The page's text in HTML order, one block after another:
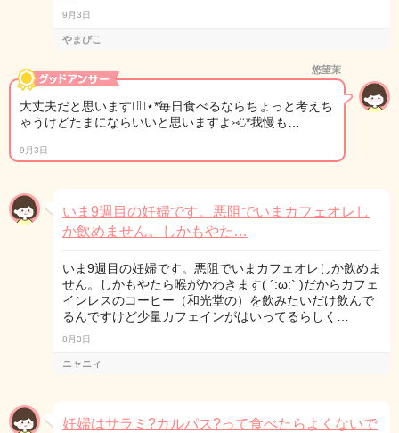
9月3日
やまびこ
悠望茉
大丈夫だと思います◡̈⃝︎⋆︎*毎日食べるならちょっと考えち
ゃうけどたまにならいいと思いますよ⑅︎◡̈︎*我慢も…
9月3日
いま9週目の妊婦です。悪阻でいまカフェオレし
か飲めません。しかもやた…
いま9週目の妊婦です。悪阻でいまカフェオレしか飲めま
せん。しかもやたら喉がかわきます( ´:ω:` )だからカフェ
インレスのコーヒー（和光堂の）を飲みたいだけ飲んで
るんですけど少量カフェインがはいってるらしく…
8月3日
ニャニィ
妊婦はサラミ?カルパス?って食べたらよくないで